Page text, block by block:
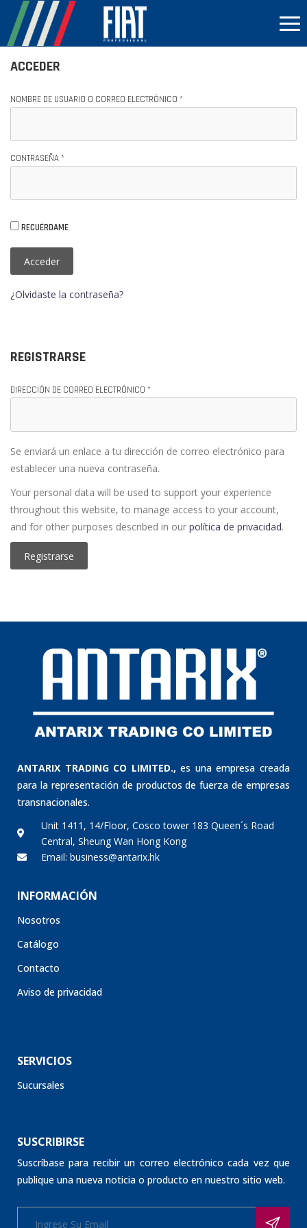
ACCEDER
NOMBRE DE USUARIO O CORREO ELECTRÓNICO *
CONTRASEÑA *
RECUÉRDAME
Acceder
¿Olvidaste la contraseña?
REGISTRARSE
DIRECCIÓN DE CORREO ELECTRÓNICO *
Se enviará un enlace a tu dirección de correo electrónico para
establecer una nueva contraseña.
Your personal data will be used to support your experience
throughout this website, to manage access to your account,
and for other purposes described in our política de privacidad.
Registrarse
ANTARIX TRADING CO LIMITED., es una empresa creada
para la representación de productos de fuerza de empresas
transnacionales.
Unit 1411, 14/Floor, Cosco tower 183 Queen´s Road
Central, Sheung Wan Hong Kong
Email: business@antarix.hk
INFORMACIÓN
Nosotros
Catálogo
Contacto
Aviso de privacidad
SERVICIOS
Sucursales
SUSCRIBIRSE
Suscríbase para recibir un correo electrónico cada vez que
publique una nueva noticia o producto en nuestro sitio web.